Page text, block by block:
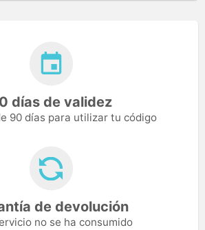
días de validez
90 días para utilizar tu código
de devolución
no se ha consumido